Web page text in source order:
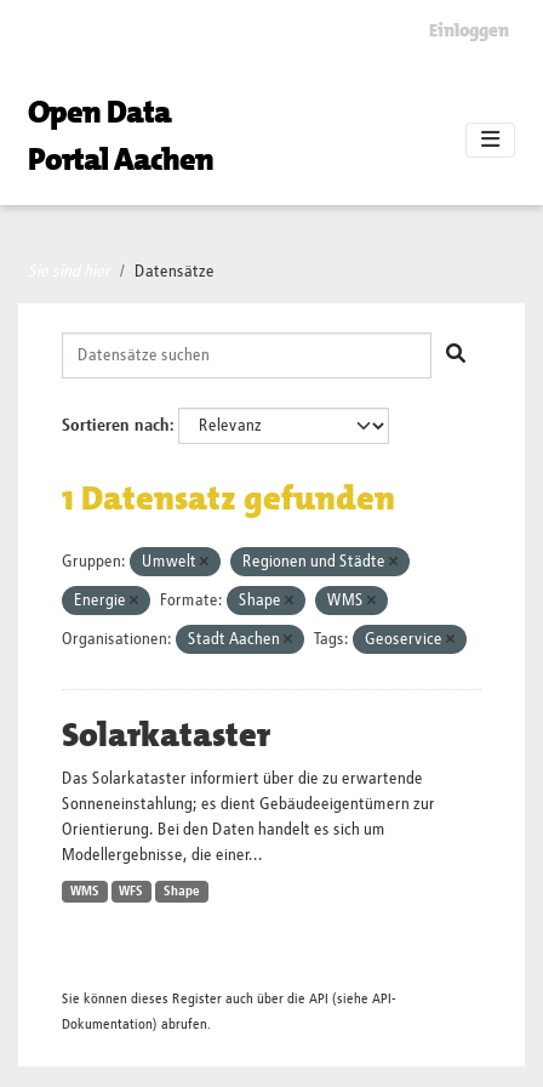
Einloggen
Open Data
Portal Aachen
Datensätze
Sortieren nach
1 Datensatz gefunden
Gruppen: Umwelt Regionen und Städte
Energie Formate: Shape WMS
Organisationen: Stadt Aachen Tags: Geoservice
Solarkataster
Das Solarkataster informiert über die zu erwartende
Sonneneinstahlung; es dient Gebäudeeigentümern zur
Orientierung. Bei den Daten handelt es sich um
Modellergebnisse, die einer...
WMS WFS Shape
Sie können dieses Register auch über die API (siehe API-
Dokumentation) abrufen.